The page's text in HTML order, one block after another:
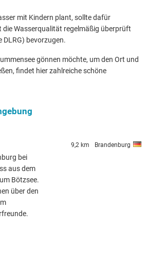
mit Kindern plant, sollte dafür
die Wasserqualität regelmäßig überprüft
DLRG) bevorzugen.
gönnen möchte, um den Ort und
findet hier zahlreiche schöne
9,2 km Brandenburg
bei
aus dem
Bötzsee.
über den